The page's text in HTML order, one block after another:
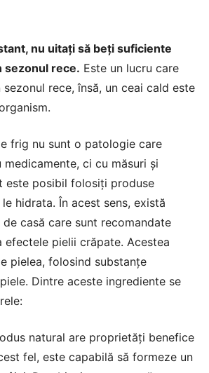
nu uitați să beți suficiente
sezonul rece. Este un lucru care
sezonul rece, însă, un ceai cald este
frig nu sunt o patologie care
ci cu măsuri și
este posibil folosiți produse
hidrata. În acest sens, există
casă care sunt recomandate
efectele pielii crăpate. Acestea
pielea, folosind substanțe
Dintre aceste ingrediente se
natural are proprietăți benefice
fel, este capabilă să formeze un